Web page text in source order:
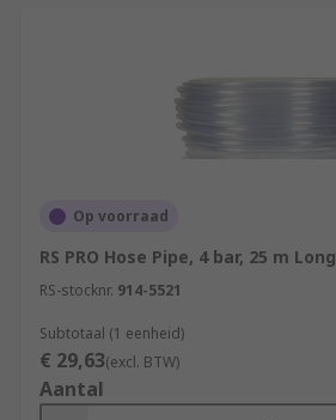
Op voorraad
RS PRO Hose Pipe, 4 bar, 25 m Long
RS-stocknr. 914-5521
Subtotaal (1 eenheid)
€ 29,63(excl. BTW)
Aantal